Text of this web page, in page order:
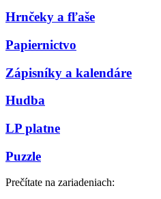
Hrnčeky a fľaše
Papiernictvo
Zápisníky a kalendáre
Hudba
LP platne
Puzzle
Prečítate na zariadeniach: